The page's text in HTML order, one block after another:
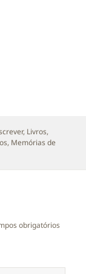
, Livros,
, Memórias de
obrigatórios